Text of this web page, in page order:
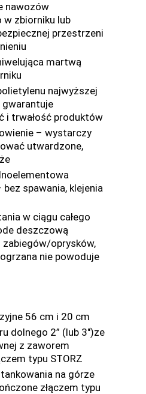
nawozów
w zbiorniku lub
przestrzeni
martwą
najwyższej
gwarantuje
i trwałość produktów
– wystarczy
utwardzone,
spawania, klejenia
w ciągu całego
deszczową
zabiegów/oprysków,
nie powoduje
56 cm i 20 cm
dolnego 2” (lub 3")ze
z zaworem
typu STORZ
tankowania na górze
złączem typu